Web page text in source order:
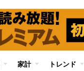
家計 トレンド